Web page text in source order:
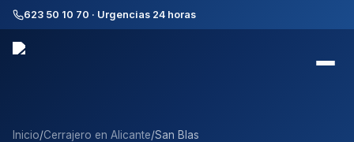
623 50 10 70 · Urgencias 24 horas
Inicio/Cerrajero en Alicante/San Blas